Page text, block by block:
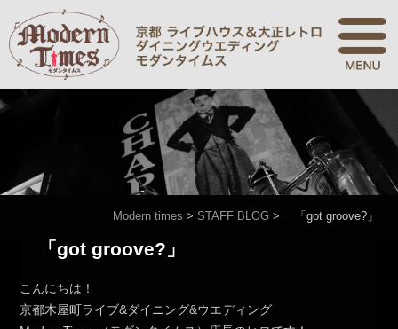
Modern times > STAFF BLOG > 「got groove?」
「got groove?」
こんにちは！
京都木屋町ライブ&ダイニング&ウエディング